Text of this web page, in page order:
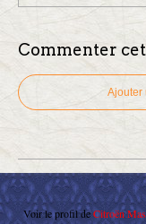
Commenter
Ajouter
Voir le profil deCitroën